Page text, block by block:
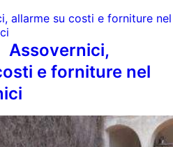
Assovernici,
e forniture nel